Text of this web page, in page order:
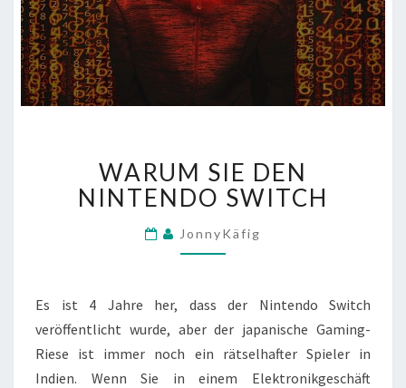
SIE
DEN
NINTENDO
SWITCH
WARUM SIE DEN
NINTENDO SWITCH
JonnyKäfig
Es ist 4 Jahre her, dass der Nintendo Switch
veröffentlicht wurde, aber der japanische Gaming-
Riese ist immer noch ein rätselhafter Spieler in
Indien. Wenn Sie in einem Elektronikgeschäft